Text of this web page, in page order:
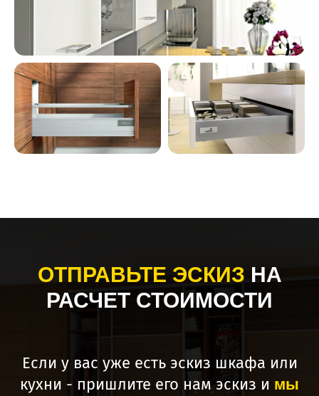
ОТПРАВЬТЕ ЭСКИЗ НА
РАСЧЕТ СТОИМОСТИ
Если у вас уже есть эскиз шкафа или
кухни - пришлите его нам эскиз и мы